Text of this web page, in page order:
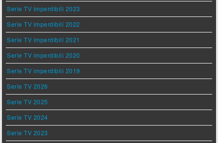
Serie TV imperdibili 2023
Serie TV imperdibili 2022
Serie TV imperdibili 2021
Serie TV imperdibili 2020
Serie TV imperdibili 2019
Serie TV 2026
Serie TV 2025
Serie TV 2024
Serie TV 2023